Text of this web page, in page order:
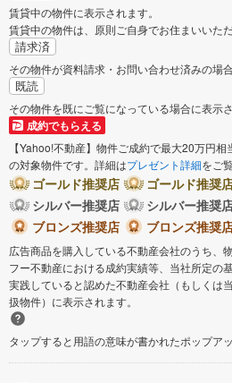
賃貸中の物件に表示されます。
賃貸中の物件は、原則ご自身でお住まいいた
請求済
その物件が資料請求・お問い合わせ済みの場
既読
その物件を既にご覧になっている場合に表示さ
成約でもらえる
【Yahoo!不動産】物件ご成約で最大20万円
の対象物件です。詳細はプレゼント詳細をご
ゴールド推奨店
ゴールド推奨
シルバー推奨店
シルバー推奨
ブロンズ推奨店
ブロンズ推奨
広告商品を購入している不動産会社のうち、
フー不動産における成約実績等、当社所定の
実践していると認めた不動産会社（もしくは
扱物件）に表示されます。
タップすると用語の意味が書かれたポップア